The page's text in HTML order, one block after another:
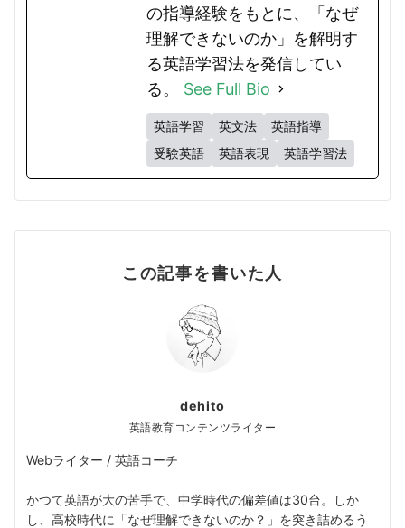
の指導経験をもとに、「なぜ
理解できないのか」を解明す
る英語学習法を発信してい
る。 See Full Bio
英語学習 英文法
英語指導
受験英語
英語表現 英語学習法
この記事を書いた人
dehito
英語教育コンテンツライター
Webライター / 英語コーチ
かつて英語が大の苦手で、中学時代の偏差値は30台。しか
し、高校時代に「なぜ理解できないのか？」を突き詰めるう